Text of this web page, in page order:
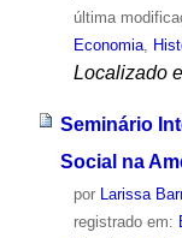
última
Economia,
Localizado
Seminário
Social na
por Larissa
registrado em: